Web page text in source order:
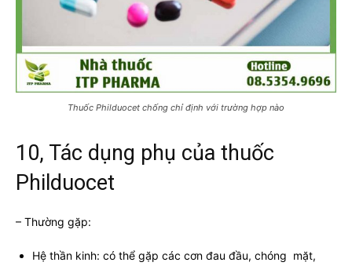
Thuốc Philduocet chống chỉ định với trường hợp nào
10, Tác dụng phụ của thuốc
Philduocet
– Thường gặp:
Hệ thần kinh: có thể gặp các cơn đau đầu, chóng mặt,